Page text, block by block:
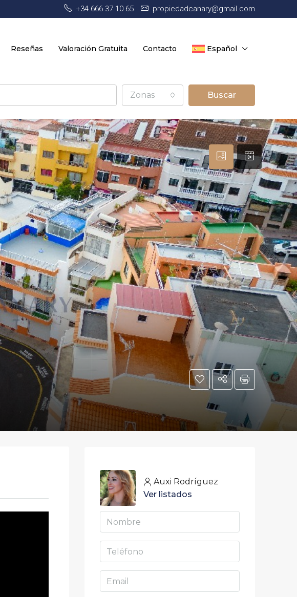
+34 666 37 10 65 propiedadcanary@gmail.com
Reseñas Valoración Gratuita Contacto Español
Zonas Buscar
Auxi Rodríguez
Ver listados